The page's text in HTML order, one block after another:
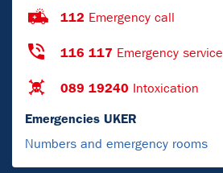
112 Emergency call
116 117 Emergency service
089 19240 Intoxication
Emergencies UKER
Numbers and emergency rooms